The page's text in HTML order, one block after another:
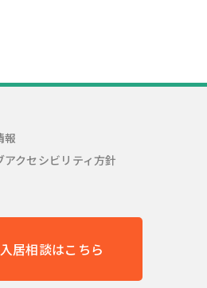
報
アクセシビリティ方針
居相談はこちら